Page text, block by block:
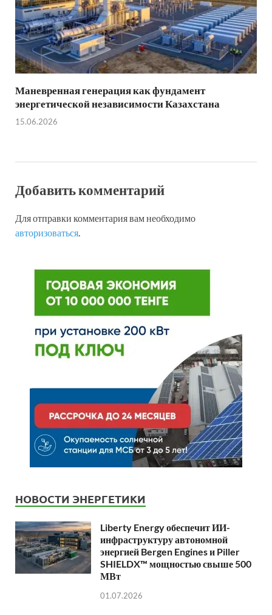
Маневренная генерация как фундамент
энергетической независимости Казахстана
15.06.2026
Добавить комментарий
Для отправки комментария вам необходимо
авторизоваться.
НОВОСТИ ЭНЕРГЕТИКИ
Liberty Energy обеспечит ИИ-
инфраструктуру автономной
энергией Bergen Engines и Piller
SHIELDX™ мощностью свыше 500
МВт
01.07.2026